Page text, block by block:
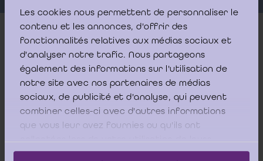
Les cookies nous permettent de personnaliser le
contenu et les annonces, d'offrir des
fonctionnalités relatives aux médias sociaux et
d'analyser notre trafic. Nous partageons
également des informations sur l'utilisation de
notre site avec nos partenaires de médias
sociaux, de publicité et d'analyse, qui peuvent
combiner celles-ci avec d'autres informations
que vous leur avez fournies ou qu'ils ont
services.
Meer info
Continuïteitsproblemen duiken steeds sneller op in
ondernemingen die geconfronteerd worden met marktdruk,
stijgende kosten of financieringsbeperkingen. Voor
documenteren van deze risico’s cruciaal, zowel voor de
auditbenadering als de rapportering. Deze workshop bouwt
inhoudelijk voort op de sessie Insolventierecht en vormt